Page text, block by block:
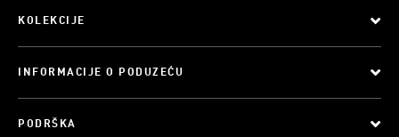
KOLEKCIJE
INFORMACIJE O PODUZEĆU
PODRŠKA